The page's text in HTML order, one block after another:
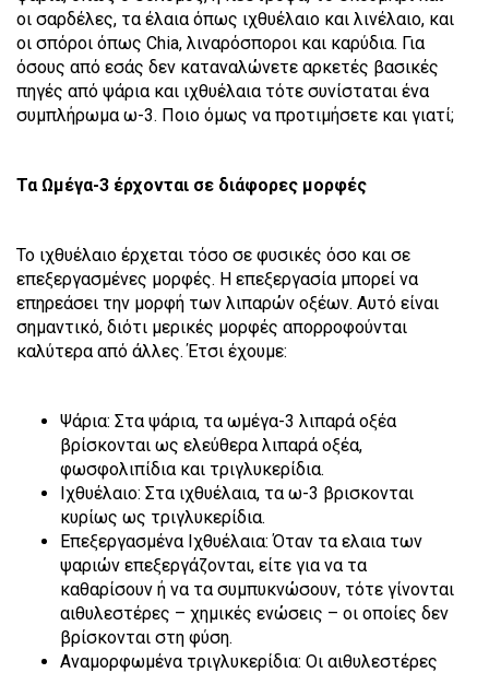
οι σαρδέλες, τα έλαια όπως ιχθυέλαιο και λινέλαιο, και
οι σπόροι όπως Chia, λιναρόσποροι και καρύδια. Για
όσους από εσάς δεν καταναλώνετε αρκετές βασικές
πηγές από ψάρια και ιχθυέλαια τότε συνίσταται ένα
συμπλήρωμα ω-3. Ποιο όμως να προτιμήσετε και γιατί;
Τα Ωμέγα-3 έρχονται σε διάφορες μορφές
Το ιχθυέλαιο έρχεται τόσο σε φυσικές όσο και σε
επεξεργασμένες μορφές. Η επεξεργασία μπορεί να
επηρεάσει την μορφή των λιπαρών οξέων. Αυτό είναι
σημαντικό, διότι μερικές μορφές απορροφούνται
καλύτερα από άλλες. Έτσι έχουμε:
Ψάρια: Στα ψάρια, τα ωμέγα-3 λιπαρά οξέα
βρίσκονται ως ελεύθερα λιπαρά οξέα,
φωσφολιπίδια και τριγλυκερίδια.
Ιχθυέλαιο: Στα ιχθυέλαια, τα ω-3 βρισκονται
κυρίως ως τριγλυκερίδια.
Επεξεργασμένα Ιχθυέλαια: Όταν τα ελαια των
ψαριών επεξεργάζονται, είτε για να τα
καθαρίσουν ή να τα συμπυκνώσουν, τότε γίνονται
αιθυλεστέρες – χημικές ενώσεις – οι οποίες δεν
βρίσκονται στη φύση.
Αναμορφωμένα τριγλυκερίδια: Οι αιθυλεστέρες